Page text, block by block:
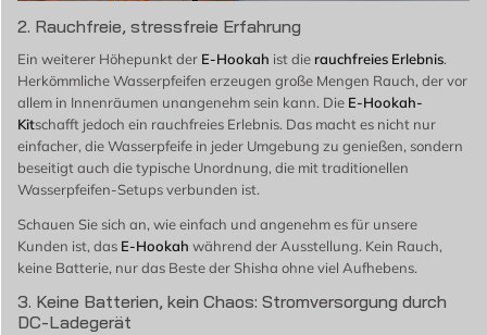
2. Rauchfreie, stressfreie Erfahrung
Ein weiterer Höhepunkt der E-Hookah ist die rauchfreies Erlebnis.
Herkömmliche Wasserpfeifen erzeugen große Mengen Rauch, der vor
allem in Innenräumen unangenehm sein kann. Die E-Hookah-
Kitschafft jedoch ein rauchfreies Erlebnis. Das macht es nicht nur
einfacher, die Wasserpfeife in jeder Umgebung zu genießen, sondern
beseitigt auch die typische Unordnung, die mit traditionellen
Wasserpfeifen-Setups verbunden ist.
Schauen Sie sich an, wie einfach und angenehm es für unsere
Kunden ist, das E-Hookah während der Ausstellung. Kein Rauch,
keine Batterie, nur das Beste der Shisha ohne viel Aufhebens.
3. Keine Batterien, kein Chaos: Stromversorgung durch
DC-Ladegerät